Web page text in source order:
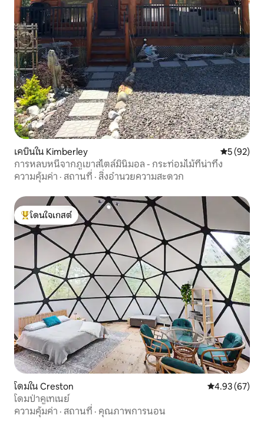
เคบินใน Kimberley คะแนนเฉลี่
5 (92)
การหลบหนีจากภูเขาสไตล์มินิมอล - กระท่อมไม้ที่น่าทึ่ง
ความคุ้มค่า · สถานที่ · สิ่งอำนวยความสะดวก
โดนใจเกสต์ที่สุด
โดนใจเกสต์
โดมใน Creston คะแนนเฉลี่ย
4.93 (67)
โดมป่าคูเทเนย์
ความคุ้มค่า · สถานที่ · คุณภาพการนอน